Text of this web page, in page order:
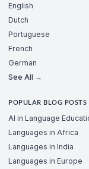
English
Dutch
Portuguese
French
German
See All →
POPULAR BLOG POSTS
AI in Language
Languages in Africa
Languages in India
Languages in Europe